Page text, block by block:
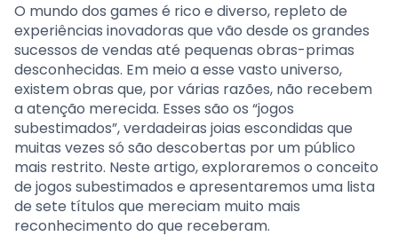
O mundo dos games é rico e diverso, repleto de
experiências inovadoras que vão desde os grandes
sucessos de vendas até pequenas obras-primas
desconhecidas. Em meio a esse vasto universo,
existem obras que, por várias razões, não recebem
a atenção merecida. Esses são os “jogos
subestimados”, verdadeiras joias escondidas que
muitas vezes só são descobertas por um público
mais restrito. Neste artigo, exploraremos o conceito
de jogos subestimados e apresentaremos uma lista
de sete títulos que mereciam muito mais
reconhecimento do que receberam.